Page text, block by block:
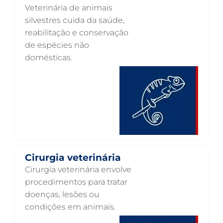
ENDOCRINOLOGIA VETERINÁRIA EM GUARULHOS
EMERGÊNCIA VETERINÁRIA EM GUARULHOS
EMERGÊNCIA PARA PETS EM GUARULHOS
DERMATOLOGIA VETERINÁRIA EM GUARULHOS
CUIDADOS INTENSIVOS EM ANIMAIS EM GUARULHOS
CUIDADOS EM ANIMAIS 24 HORAS EM GUARULHOS
CLÍNICA VETERINÁRIA 24 HORAS EM GUARULHOS
CIRURGIA VETERINÁRIA GERAL EM GUARULHOS
CARDIOLOGISTA VETERINÁRIO EM GUARULHOS
CARDIOLOGIA VETERINÁRIA EM GUARULHOS
Veterinária de animais
silvestres cuida da saúde,
reabilitação e conservação
de espécies não
domésticas.
Cirurgia veterinária
Cirurgia veterinária envolve
procedimentos para tratar
doenças, lesões ou
condições em animais.